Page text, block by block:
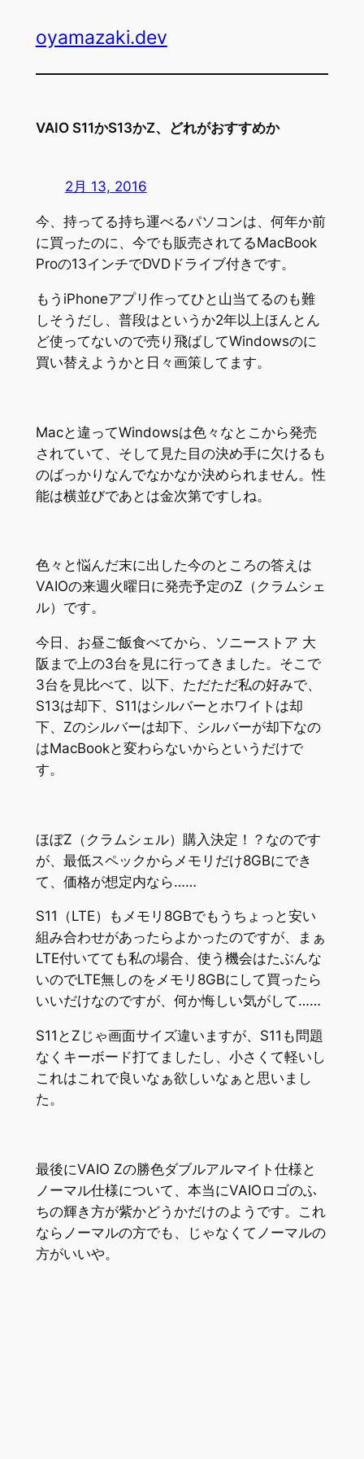
oyamazaki.dev
VAIO S11かS13かZ、どれがおすすめか
2月 13, 2016
今、持ってる持ち運べるパソコンは、何年か前
に買ったのに、今でも販売されてるMacBook
Proの13インチでDVDドライブ付きです。
もうiPhoneアプリ作ってひと山当てるのも難
しそうだし、普段はというか2年以上ほんとん
ど使ってないので売り飛ばしてWindowsのに
買い替えようかと日々画策してます。
Macと違ってWindowsは色々なとこから発売
されていて、そして見た目の決め手に欠けるも
のばっかりなんでなかなか決められません。性
能は横並びであとは金次第ですしね。
色々と悩んだ末に出した今のところの答えは
VAIOの来週火曜日に発売予定のZ（クラムシェ
ル）です。
今日、お昼ご飯食べてから、ソニーストア 大
阪まで上の3台を見に行ってきました。そこで
3台を見比べて、以下、ただただ私の好みで、
S13は却下、S11はシルバーとホワイトは却
下、Zのシルバーは却下、シルバーが却下なの
はMacBookと変わらないからというだけで
す。
ほぼZ（クラムシェル）購入決定！？なのです
が、最低スペックからメモリだけ8GBにでき
て、価格が想定内なら……
S11（LTE）もメモリ8GBでもうちょっと安い
組み合わせがあったらよかったのですが、まぁ
LTE付いてても私の場合、使う機会はたぶんな
いのでLTE無しのをメモリ8GBにして買ったら
いいだけなのですが、何か悔しい気がして……
S11とZじゃ画面サイズ違いますが、S11も問題
なくキーボード打てましたし、小さくて軽いし
これはこれで良いなぁ欲しいなぁと思いまし
た。
最後にVAIO Zの勝色ダブルアルマイト仕様と
ノーマル仕様について、本当にVAIOロゴのふ
ちの輝き方が紫かどうかだけのようです。これ
ならノーマルの方でも、じゃなくてノーマルの
方がいいや。